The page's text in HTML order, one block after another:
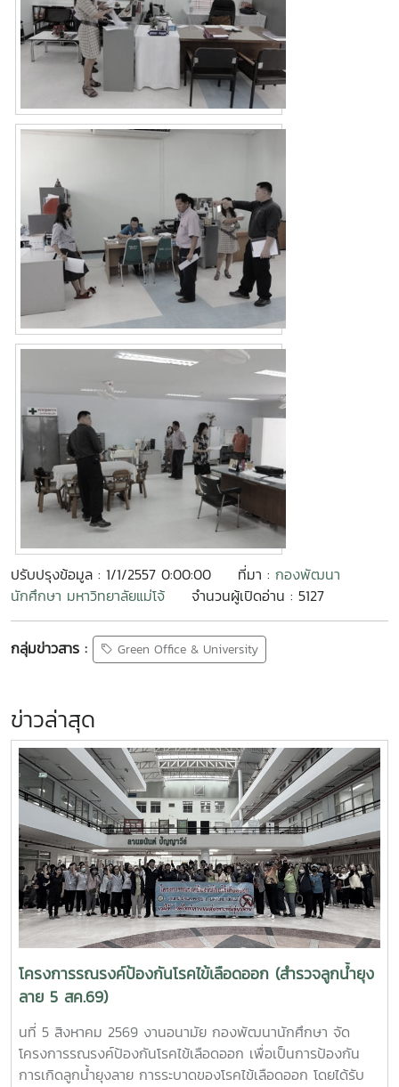
ปรับปรุงข้อมูล : 1/1/2557 0:00:00 ที่มา : กองพัฒนา
นักศึกษา มหาวิทยาลัยแม่โจ้
จำนวนผู้เปิดอ่าน : 5127
กลุ่มข่าวสาร : Green Office & University
ข่าวล่าสุด
โครงการรณรงค์ป้องกันโรคไข้เลือดออก (สำรวจลูกน้ำยุง
ลาย 5 สค.69)
นที่ 5 สิงหาคม 2569 งานอนามัย กองพัฒนานักศึกษา จัด
โครงการรณรงค์ป้องกันโรคไข้เลือดออก เพื่อเป็นการป้องกัน
การเกิดลูกน้ำยุงลาย การระบาดของโรคไข้เลือดออก โดยได้รับ